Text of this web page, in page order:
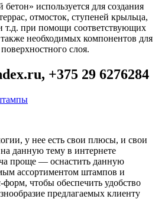
используется для создания
отмосток, ступеней крыльца,
т.д. при помощи соответствующих
необходимых компонентов для
слоя.
+375 29 6276284
у нее есть свои плюсы, и свои
данную тему в интернете
проще — оснастить данную
ассортиментом штампов и
чтобы обеспечить удобство
предлагаемых клиенту